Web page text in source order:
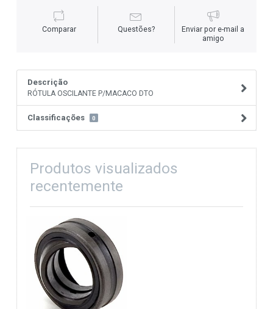
Comparar Questões?
Enviar por e-mail a
amigo
Descrição
RÓTULA OSCILANTE P/MACACO DTO
Classificações 0
Produtos visualizados
recentemente